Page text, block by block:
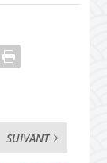
SUIVANT